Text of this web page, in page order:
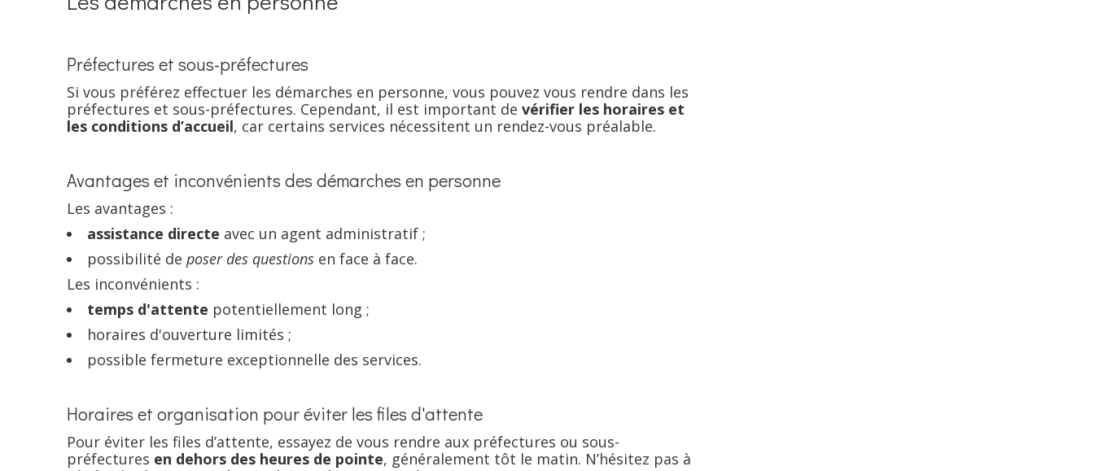
Préfectures et sous-préfectures
Si vous préférez effectuer les démarches en personne, vous pouvez vous rendre dans les
préfectures et sous-préfectures. Cependant, il est important de vérifier les horaires et
les conditions d’accueil, car certains services nécessitent un rendez-vous préalable.
Avantages et inconvénients des démarches en personne
Les avantages :
assistance directe avec un agent administratif ;
possibilité de poser des questions en face à face.
Les inconvénients :
temps d'attente potentiellement long ;
horaires d'ouverture limités ;
possible fermeture exceptionnelle des services.
Horaires et organisation pour éviter les files d'attente
Pour éviter les files d’attente, essayez de vous rendre aux préfectures ou sous-
préfectures en dehors des heures de pointe, généralement tôt le matin. N’hésitez pas à